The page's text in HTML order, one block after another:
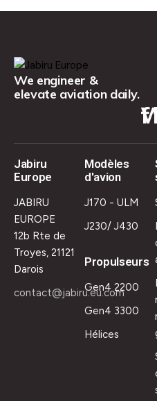
We engineer &
elevate aviation daily.
We
Jabiru
Europe
JABIRU
EUROPE
12b Rte de
Troyes, 21121
Darois
contact@jabiru.eu.com
Modèles
d'avion
J170 - ULM
J230/ J430
Propulseurs
Gen4 2200
Gen4 3300
Hélices